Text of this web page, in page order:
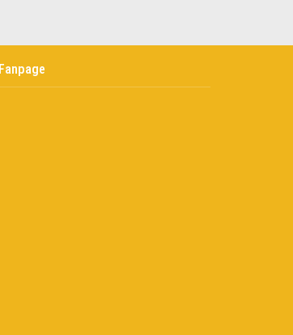
Fanpage